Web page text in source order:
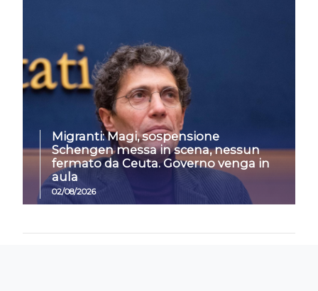
Migranti: Magi, sospensione
Schengen messa in scena, nessun
fermato da Ceuta. Governo venga in
aula
02/08/2026